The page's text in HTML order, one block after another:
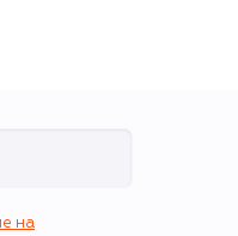
на